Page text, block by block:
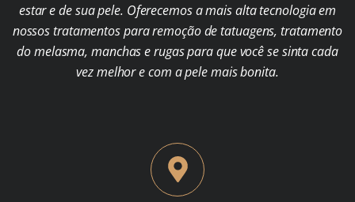
estar e de sua pele. Oferecemos a mais alta tecnologia em
nossos tratamentos para remoção de tatuagens, tratamento
do melasma, manchas e rugas para que você se sinta cada
vez melhor e com a pele mais bonita.